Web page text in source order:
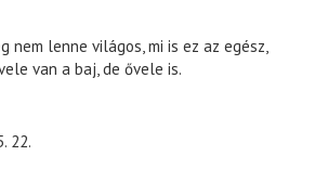
nem lenne világos, mi is ez az egész,
van a baj, de ővele is.
22.